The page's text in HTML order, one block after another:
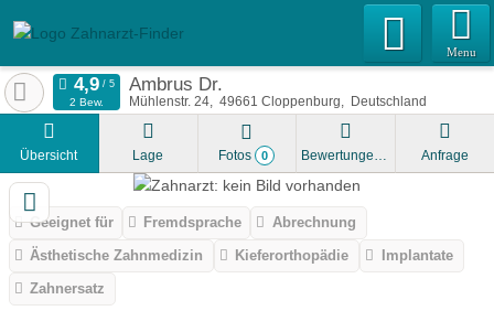
Menu
Ambrus Dr.
Mühlenstr. 24 49661 Cloppenburg Deutschland
2 Bew.
Übersicht Lage Fotos 0 Bewertungen Anfrage
Geeignet für Fremdsprache
Abrechnung
Ästhetische Zahnmedizin
Kieferorthopädie
Implantate
Zahnersatz